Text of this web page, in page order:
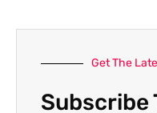
Get The
Subscribe